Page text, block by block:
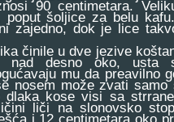
90 centimetara.
poput šoljice za belu
zajedno, dok je lice
činile u dve jezive
nad desno oko, usta
mu da preavilno
nosem može zvati
dlaka kose visi sa
liči na slonovsko